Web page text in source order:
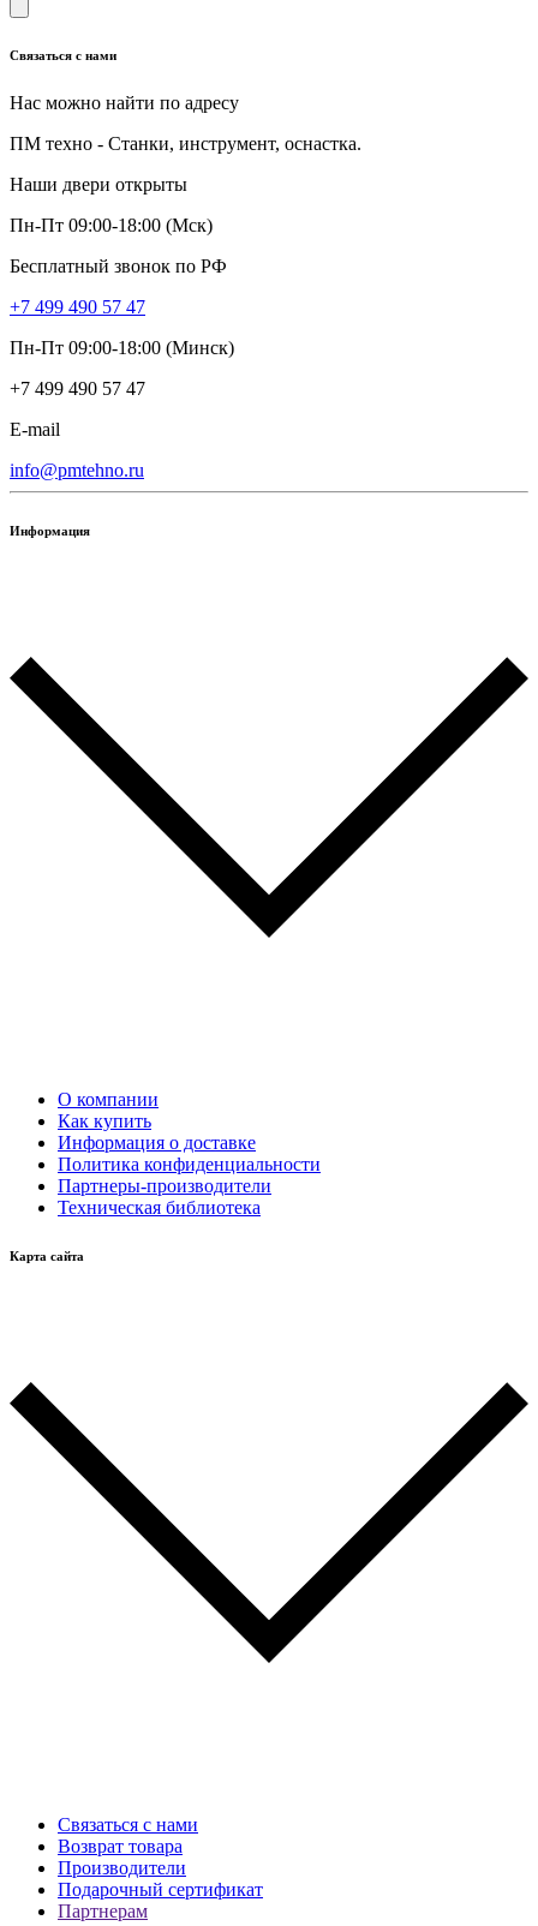
Связаться с нами
Нас можно найти по адресу
ПМ техно - Станки, инструмент, оснастка.
Наши двери открыты
Пн-Пт 09:00-18:00 (Мск)
Бесплатный звонок по РФ
+7 499 490 57 47
Пн-Пт 09:00-18:00 (Минск)
+7 499 490 57 47
E-mail
info@pmtehno.ru
Информация
О компании
Как купить
Информация о доставке
Политика конфиденциальности
Партнеры-производители
Техническая библиотека
Карта сайта
Связаться с нами
Возврат товара
Производители
Подарочный сертификат
Партнерам